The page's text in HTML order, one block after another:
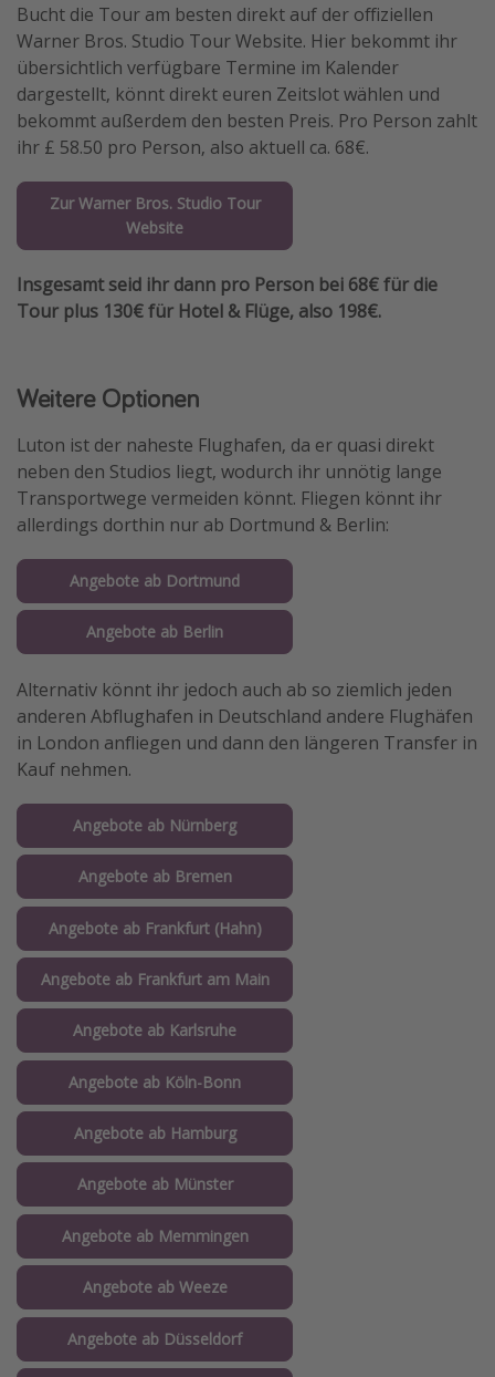
Bucht die Tour am besten direkt auf der offiziellen
Warner Bros. Studio Tour Website. Hier bekommt ihr
übersichtlich verfügbare Termine im Kalender
dargestellt, könnt direkt euren Zeitslot wählen und
bekommt außerdem den besten Preis. Pro Person zahlt
ihr £ 58.50 pro Person, also aktuell ca. 68€.
Zur Warner Bros. Studio Tour
Website
Insgesamt seid ihr dann pro Person bei 68€ für die
Tour plus 130€ für Hotel & Flüge, also 198€.
Weitere Optionen
Luton ist der naheste Flughafen, da er quasi direkt
neben den Studios liegt, wodurch ihr unnötig lange
Transportwege vermeiden könnt. Fliegen könnt ihr
allerdings dorthin nur ab Dortmund & Berlin:
Angebote ab Dortmund
Angebote ab Berlin
Alternativ könnt ihr jedoch auch ab so ziemlich jeden
anderen Abflughafen in Deutschland andere Flughäfen
in London anfliegen und dann den längeren Transfer in
Kauf nehmen.
Angebote ab Nürnberg
Angebote ab Bremen
Angebote ab Frankfurt (Hahn)
Angebote ab Frankfurt am Main
Angebote ab Karlsruhe
Angebote ab Köln-Bonn
Angebote ab Hamburg
Angebote ab Münster
Angebote ab Memmingen
Angebote ab Weeze
Angebote ab Düsseldorf